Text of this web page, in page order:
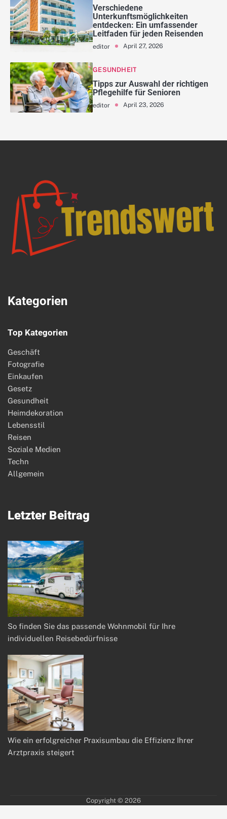
Verschiedene
Unterkunftsmöglichkeiten
entdecken: Ein umfassender
Leitfaden für jeden Reisenden
editor April 27, 2026
GESUNDHEIT
Tipps zur Auswahl der richtigen
Pflegehilfe für Senioren
editor April 23, 2026
Kategorien
Top Kategorien
Geschäft
Fotografie
Einkaufen
Gesetz
Gesundheit
Heimdekoration
Lebensstil
Reisen
Soziale Medien
Techn
Allgemein
Letzter Beitrag
So finden Sie das passende Wohnmobil für Ihre
individuellen Reisebedürfnisse
Wie ein erfolgreicher Praxisumbau die Effizienz Ihrer
Arztpraxis steigert
Copyright © 2026